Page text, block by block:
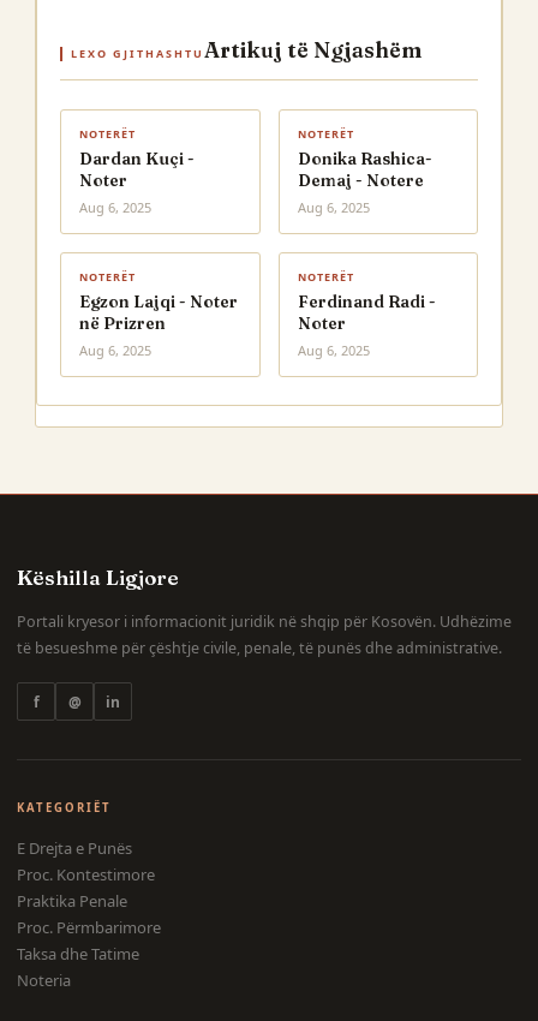
LEXO GJITHASHTU Artikuj të Ngjashëm
NOTERËT
Dardan Kuçi -
Noter
Aug 6, 2025
NOTERËT
Donika Rashica-
Demaj - Notere
Aug 6, 2025
NOTERËT
Egzon Lajqi - Noter
në Prizren
Aug 6, 2025
NOTERËT
Ferdinand Radi -
Noter
Aug 6, 2025
Këshilla Ligjore
Portali kryesor i informacionit juridik në shqip për Kosovën. Udhëzime
të besueshme për çështje civile, penale, të punës dhe administrative.
f @ in
KATEGORIËT
E Drejta e Punës
Proc. Kontestimore
Praktika Penale
Proc. Përmbarimore
Taksa dhe Tatime
Noteria